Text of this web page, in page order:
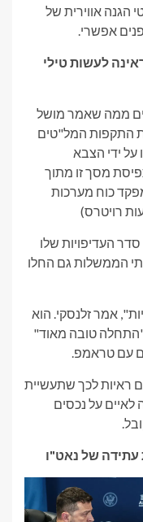
הגנה אווירית של
אפשרי.
לעשות טילי
ממה שאמר מושל
התקפות המל"טים
על ידי הצבא
מסך זו מתוך
כוח מערכות
רויטרס)
העדיפויות שלו
הממשלות גם החלו
אמר זלנסקי. הוא
טובה מאוד"
עם טראמפ.
ראיות לכך שתעשיית
לאיים על נכסים
של נאט"ו